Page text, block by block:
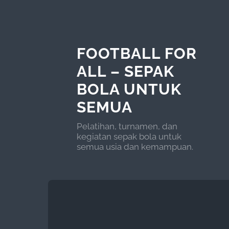
FOOTBALL FOR
ALL – SEPAK
BOLA UNTUK
SEMUA
Pelatihan, turnamen, dan
kegiatan sepak bola untuk
semua usia dan kemampuan.